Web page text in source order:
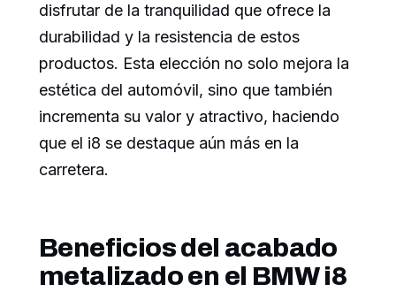
disfrutar de la tranquilidad que ofrece la
durabilidad y la resistencia de estos
productos. Esta elección no solo mejora la
estética del automóvil, sino que también
incrementa su valor y atractivo, haciendo
que el i8 se destaque aún más en la
carretera.
Beneficios del acabado
metalizado en el BMW i8